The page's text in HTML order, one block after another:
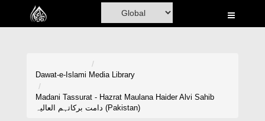
Home
Madani Channel
Dawat-e-Islami Media Library
Madani Tassurat - Hazrat Maulana Haider Alvi Sahib
دامت برکاتہم العالیہ (Pakistan)